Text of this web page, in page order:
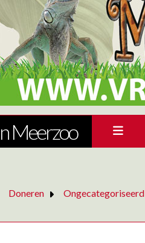
Meerzoo
Doneren Ongecategoriseerd